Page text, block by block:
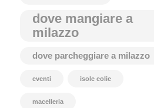
dove mangiare a
milazzo
dove parcheggiare a milazzo
eventi isole eolie
macelleria